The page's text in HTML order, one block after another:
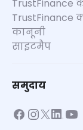
TrustFinance
TrustFinance
कानूनी
साइटमैप
समुदाय